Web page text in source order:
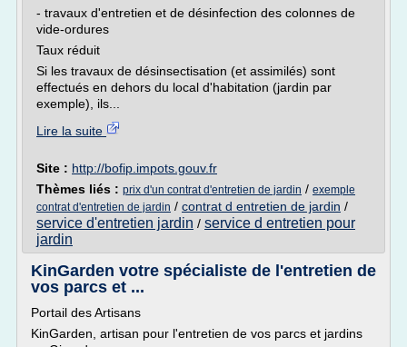
- travaux d'entretien et de désinfection des colonnes de
vide-ordures
Taux réduit
Si les travaux de désinsectisation (et assimilés) sont
effectués en dehors du local d'habitation (jardin par
exemple), ils...
Lire la suite
Site : http://bofip.impots.gouv.fr
Thèmes liés : prix d'un contrat d'entretien de jardin / exemple
contrat d'entretien de jardin / contrat d entretien de jardin /
service d'entretien jardin / service d entretien pour
jardin
KinGarden votre spécialiste de l'entretien de
vos parcs et ...
Portail des Artisans
KinGarden, artisan pour l'entretien de vos parcs et jardins